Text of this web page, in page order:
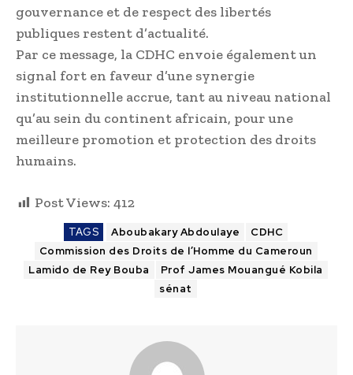
gouvernance et de respect des libertés
publiques restent d’actualité.
Par ce message, la CDHC envoie également un
signal fort en faveur d’une synergie
institutionnelle accrue, tant au niveau national
qu’au sein du continent africain, pour une
meilleure promotion et protection des droits
humains.
Post Views: 412
TAGS Aboubakary Abdoulaye
CDHC
Commission des Droits de l’Homme du Cameroun
Lamido de Rey Bouba
Prof James Mouangué Kobila
sénat